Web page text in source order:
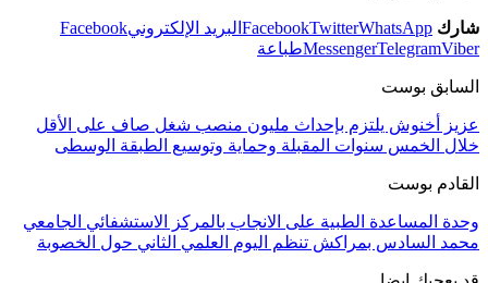
شارك FacebookTwitterWhatsApp البريد الإلكترونيFacebook
MessengerTelegramViber طباعة
السابق بوست
عزيز أخنوش يلتزم بإحداث مليون منصب شغل صاف على الأقل
خلال الخمس سنوات المقبلة وحماية وتوسيع الطبقة الوسطى
القادم بوست
وحدة المساعدة الطبية على الانجاب بالمركز الاستشفائي الجامعي
محمد السادس بمراكش تنظم اليوم العلمي الثاني حول الخصوبة